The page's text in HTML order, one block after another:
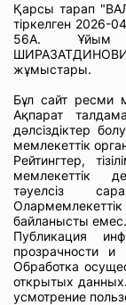
Қарсы тарап
тіркелген 2026-
56А. Ұйым
жұмыстары.
Бұл сайт ресми
Ақпарат
дәлсіздіктер
мемлекеттік
Рейтингтер,
мемлекеттік
тәуелсіз
байланысты емес.
Публикация
прозрачности и
Обработка
открытых
усмотрение